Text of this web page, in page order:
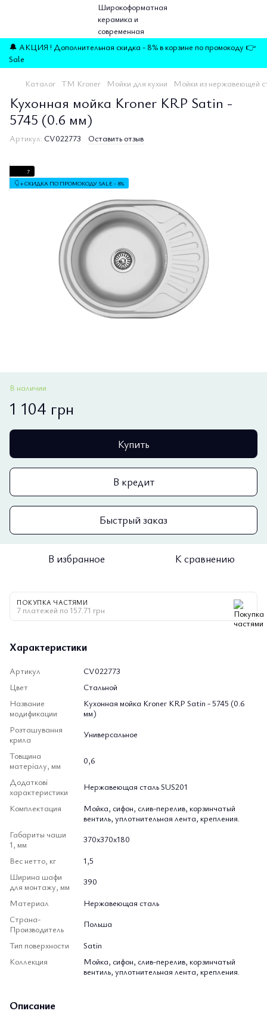
🔔 АКЦИЯ ! Дополнительная скидка - 8% в корзине по промокоду 👉
Sale
Каталог TM Kroner Мойки для кухни Мойки из нержавеющей
Кухонная мойка Kroner KRP Satin -
5745 (0.6 мм)
Артикул: CV022773 Оставить отзыв
7
👇 + СКИДКА ПО ПРОМОКОДУ SALE - 8%
В наличии
1 104 грн
Купить
В кредит
Быстрый заказ
В избранное К сравнению
ПОКУПКА ЧАСТЯМИ
7 платежей по 157.71 грн
Характеристики
Артикул
CV022773
Цвет
Стальной
Название
модификации
Кухонная мойка Kroner KRP Satin - 5745 (0.6
мм)
Розташування
крила
Универсальное
Товщина
матеріалу, мм
0,6
Додаткові
характеристики
Нержавеющая сталь SUS201
Комплектация
Мойка, сифон, слив-перелив, корзинчатый
вентиль, уплотнительная лента, крепления.
Габариты чаши
1, мм
370х370х180
Вес нетто, кг
1,5
Ширина шафи
для монтажу, мм
390
Материал
Нержавеющая сталь
Страна-
Производитель
Польша
Тип поверхности
Satin
Коллекция
Мойка, сифон, слив-перелив, корзинчатый
вентиль, уплотнительная лента, крепления.
Описание